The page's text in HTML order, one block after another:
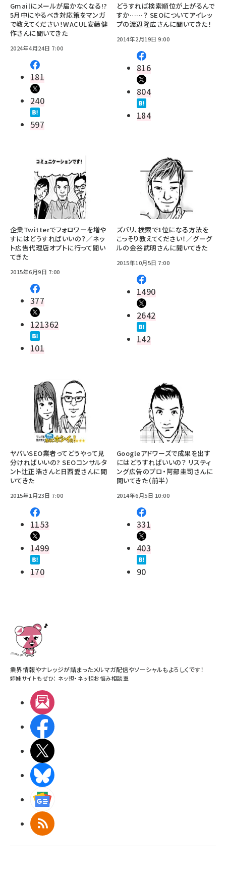
Gmailにメールが届かなくなる!?
5月中にやるべき対応策をマンガ
で教えてください！WACUL安藤健
作さんに聞いてきた
2024年4月24日 7:00
181
240
597
どうすれば検索順位が上がるんで
すか……？ SEOについてアイレッ
プの渡辺隆広さんに聞いてきた！
2014年2月19日 9:00
816
804
184
企業Twitterでフォロワーを増や
すにはどうすればいいの？／ネッ
ト広告代理店オプトに行って聞い
てきた
2015年6月9日 7:00
377
121362
101
ズバリ、検索で1位になる方法を
こっそり教えてください！／グーグ
ルの金谷武明さんに聞いてきた
2015年10月5日 7:00
1490
2642
142
ヤバいSEO業者ってどうやって見
分ければいいの? SEOコンサルタ
ント辻正浩さんと日西愛さんに聞
いてきた
2015年1月23日 7:00
1153
1499
170
Googleアドワーズで成果を出す
にはどうすればいいの？ リスティ
ング広告のプロ・阿部圭司さんに
聞いてきた（前半）
2014年6月5日 10:00
331
403
90
業界情報やナレッジが詰まったメルマガ配信やソーシャルもよろしくです！
姉妹サイトもぜひ： ネッ担・ ネッ担お悩み相談室
RSS